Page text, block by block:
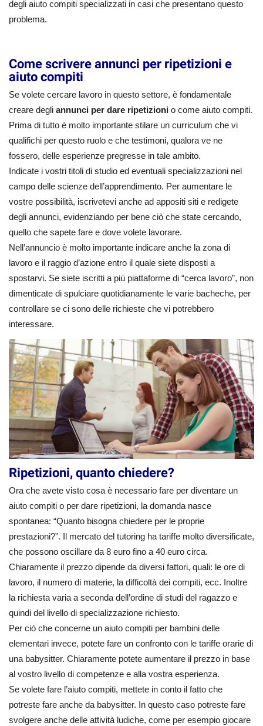
degli aiuto compiti specializzati in casi che presentano questo
problema.
Come scrivere annunci per ripetizioni e
aiuto compiti
Se volete cercare lavoro in questo settore, è fondamentale
creare degli annunci per dare ripetizioni o come aiuto compiti.
Prima di tutto è molto importante stilare un curriculum che vi
qualifichi per questo ruolo e che testimoni, qualora ve ne
fossero, delle esperienze pregresse in tale ambito.
Indicate i vostri titoli di studio ed eventuali specializzazioni nel
campo delle scienze dell’apprendimento. Per aumentare le
vostre possibilità, iscrivetevi anche ad appositi siti e redigete
degli annunci, evidenziando per bene ciò che state cercando,
quello che sapete fare e dove volete lavorare.
Nell’annuncio è molto importante indicare anche la zona di
lavoro e il raggio d’azione entro il quale siete disposti a
spostarvi. Se siete iscritti a più piattaforme di “cerca lavoro”, non
dimenticate di spulciare quotidianamente le varie bacheche, per
controllare se ci sono delle richieste che vi potrebbero
interessare.
Ripetizioni, quanto chiedere?
Ora che avete visto cosa è necessario fare per diventare un
aiuto compiti o per dare ripetizioni, la domanda nasce
spontanea: “Quanto bisogna chiedere per le proprie
prestazioni?”. Il mercato del tutoring ha tariffe molto diversificate,
che possono oscillare da 8 euro fino a 40 euro circa.
Chiaramente il prezzo dipende da diversi fattori, quali: le ore di
lavoro, il numero di materie, la difficoltà dei compiti, ecc. Inoltre
la richiesta varia a seconda dell’ordine di studi del ragazzo e
quindi del livello di specializzazione richiesto.
Per ciò che concerne un aiuto compiti per bambini delle
elementari invece, potete fare un confronto con le tariffe orarie di
una babysitter. Chiaramente potete aumentare il prezzo in base
al vostro livello di competenze e alla vostra esperienza.
Se volete fare l’aiuto compiti, mettete in conto il fatto che
potreste fare anche da babysitter. In questo caso potreste fare
svolgere anche delle attività ludiche, come per esempio giocare